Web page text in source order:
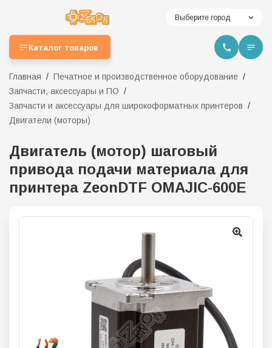
Выберите город
Каталог товаров
Главная
Печатное и производственное оборудование
Запчасти, аксессуары и ПО
Запчасти и аксессуары для широкоформатных принтеров
Двигатели (моторы)
Двигатель (мотор) шаговый
привода подачи материала для
принтера ZeonDTF OMAJIC-600Е